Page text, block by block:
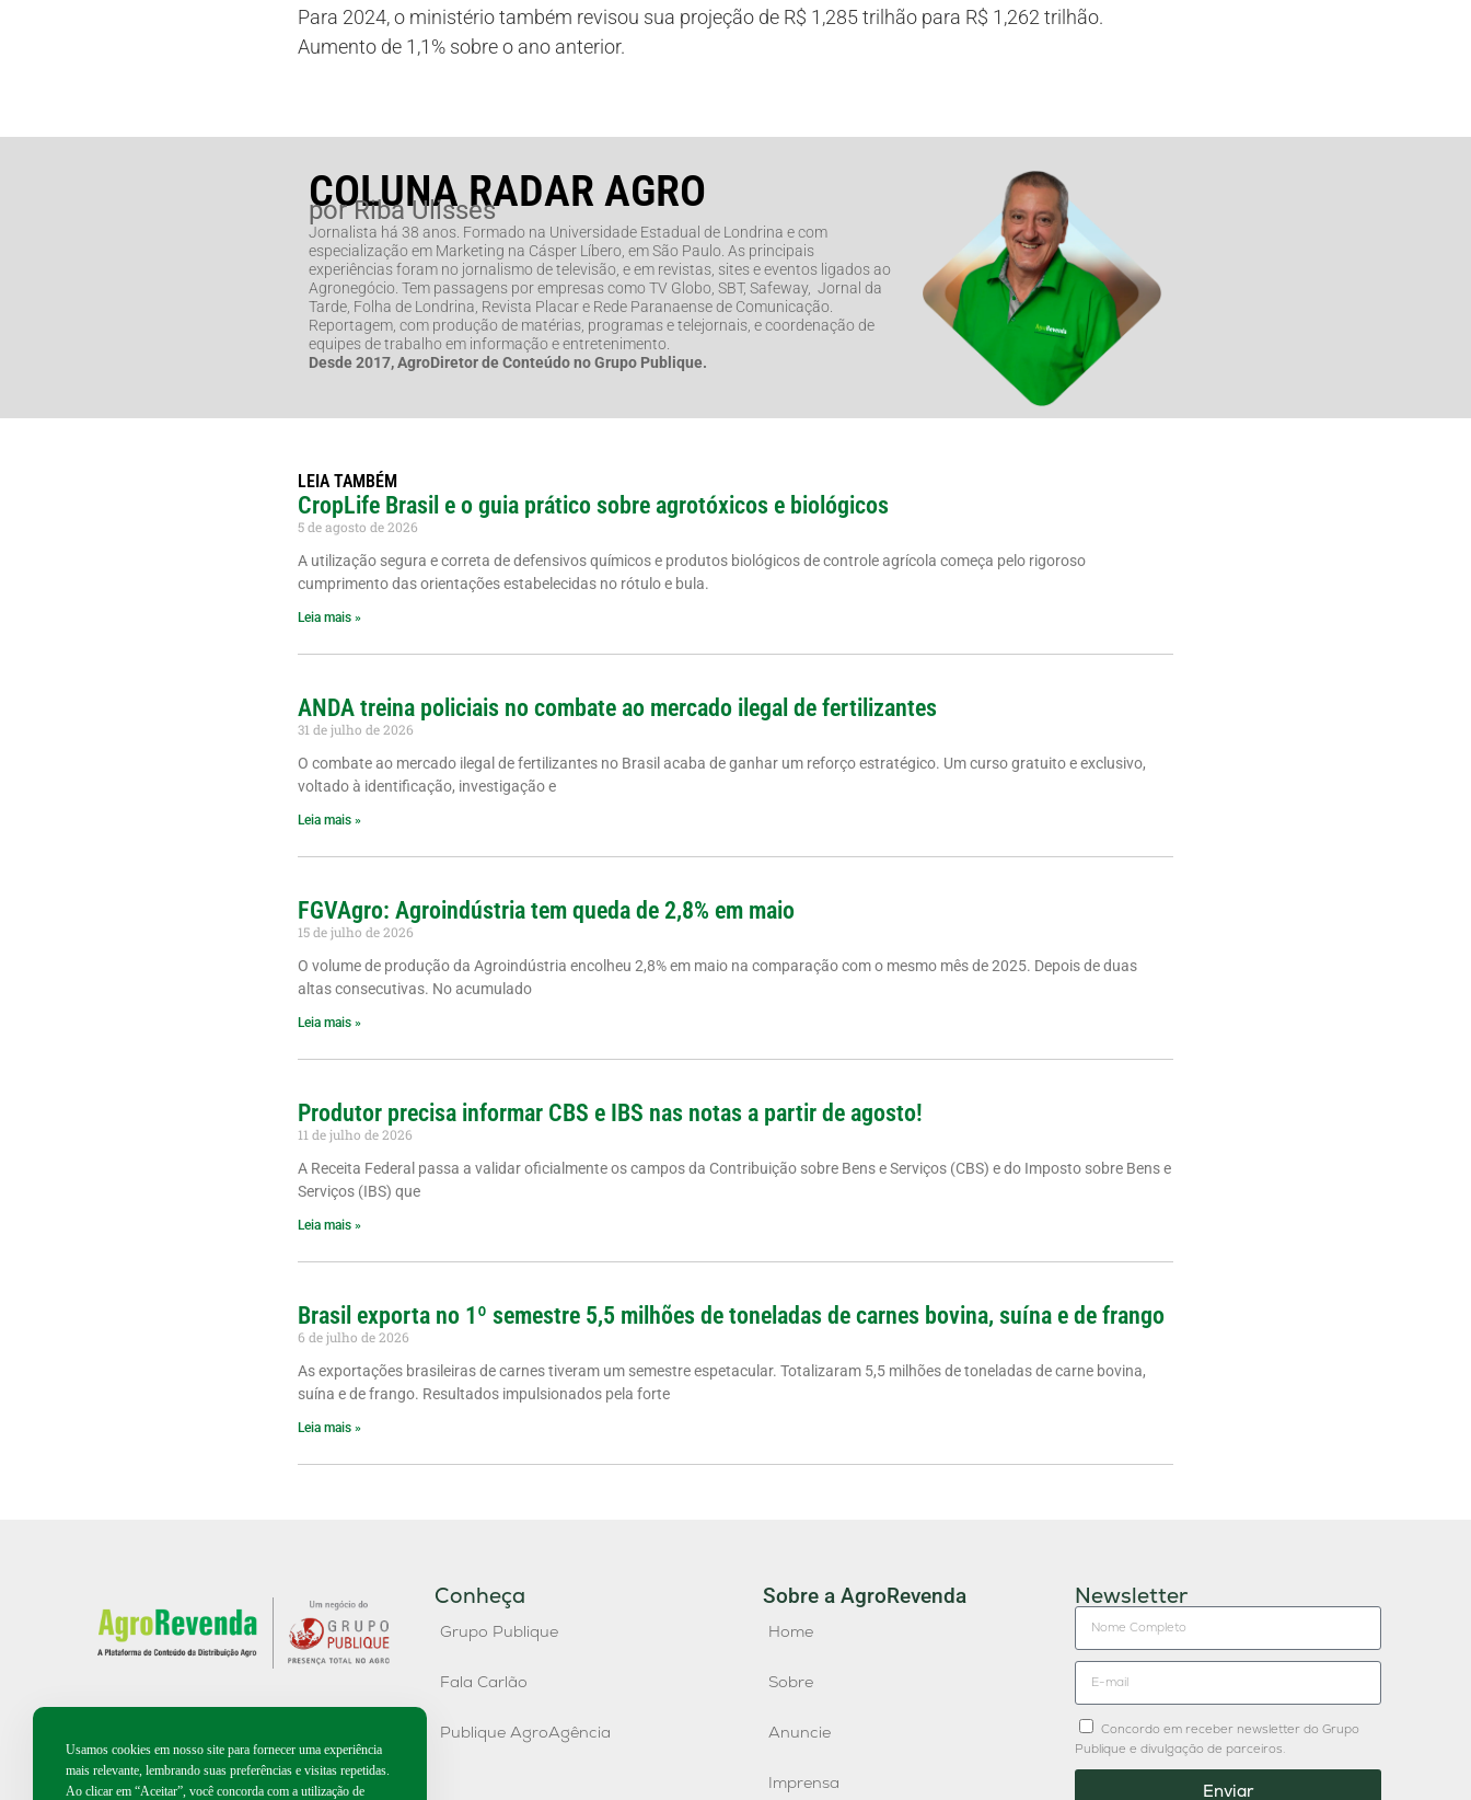
Para 2024, o ministério também revisou sua projeção de R$ 1,285 trilhão para R$ 1,262 trilhão.
Aumento de 1,1% sobre o ano anterior.
COLUNA RADAR AGRO
por Riba Ulisses
Jornalista há 38 anos. Formado na Universidade Estadual de Londrina e com
especialização em Marketing na Cásper Líbero, em São Paulo. As principais
experiências foram no jornalismo de televisão, e em revistas, sites e eventos ligados ao
Agronegócio. Tem passagens por empresas como TV Globo, SBT, Safeway, Jornal da
Tarde, Folha de Londrina, Revista Placar e Rede Paranaense de Comunicação.
Reportagem, com produção de matérias, programas e telejornais, e coordenação de
equipes de trabalho em informação e entretenimento.
Desde 2017, AgroDiretor de Conteúdo no Grupo Publique.
LEIA TAMBÉM
CropLife Brasil e o guia prático sobre agrotóxicos e biológicos
5 de agosto de 2026
A utilização segura e correta de defensivos químicos e produtos biológicos de controle agrícola começa pelo rigoroso
cumprimento das orientações estabelecidas no rótulo e bula.
Leia mais »
ANDA treina policiais no combate ao mercado ilegal de fertilizantes
31 de julho de 2026
O combate ao mercado ilegal de fertilizantes no Brasil acaba de ganhar um reforço estratégico. Um curso gratuito e exclusivo,
voltado à identificação, investigação e
Leia mais »
FGVAgro: Agroindústria tem queda de 2,8% em maio
15 de julho de 2026
O volume de produção da Agroindústria encolheu 2,8% em maio na comparação com o mesmo mês de 2025. Depois de duas
altas consecutivas. No acumulado
Leia mais »
Produtor precisa informar CBS e IBS nas notas a partir de agosto!
11 de julho de 2026
A Receita Federal passa a validar oficialmente os campos da Contribuição sobre Bens e Serviços (CBS) e do Imposto sobre Bens e
Serviços (IBS) que
Leia mais »
Brasil exporta no 1º semestre 5,5 milhões de toneladas de carnes bovina, suína e de frango
6 de julho de 2026
As exportações brasileiras de carnes tiveram um semestre espetacular. Totalizaram 5,5 milhões de toneladas de carne bovina,
suína e de frango. Resultados impulsionados pela forte
Leia mais »
Conheça
Grupo Publique
Fala Carlão
Publique AgroAgência
Sobre a AgroRevenda
Home
Sobre
Anuncie
Imprensa
Newsletter
Concordo em receber newsletter do Grupo
Publique e divulgação de parceiros.
Enviar
Usamos cookies em nosso site para fornecer uma experiência
mais relevante, lembrando suas preferências e visitas repetidas.
Ao clicar em “Aceitar”, você concorda com a utilização de